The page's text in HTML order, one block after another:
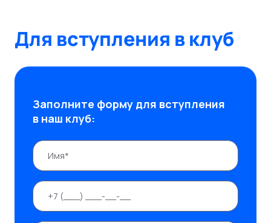
Для вступления в клуб
Заполните форму для вступления
в наш клуб: